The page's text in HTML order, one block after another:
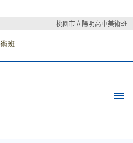
桃園市立陽明高中美術班